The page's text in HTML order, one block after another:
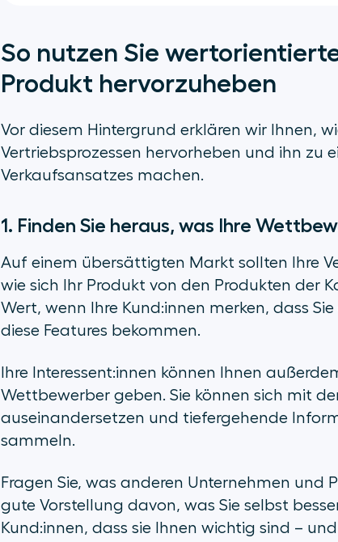
So nutzen Sie
Produkt hervorzuheben
Vor diesem Hintergrund erklären wir Ihnen,
Vertriebsprozessen hervorheben und ihn zu
Verkaufsansatzes machen.
1. Finden Sie heraus, was Ihre
Auf einem übersättigten Markt sollten Ihre
wie sich Ihr Produkt von den Produkten der
Wert, wenn Ihre Kund:innen merken, dass
diese Features bekommen.
Ihre Interessent:innen können Ihnen
Wettbewerber geben. Sie können sich mit
auseinandersetzen und tiefergehende
sammeln.
Fragen Sie, was anderen Unternehmen und
gute Vorstellung davon, was Sie selbst
Kund:innen, dass sie Ihnen wichtig sind –